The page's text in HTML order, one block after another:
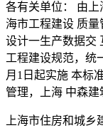
各有关单位： 由上
海市工程建设 质
设计一生产数据交
工程建设规范，统
月1日起实施 本标
管理，上海 中森建
上海市住房和城乡